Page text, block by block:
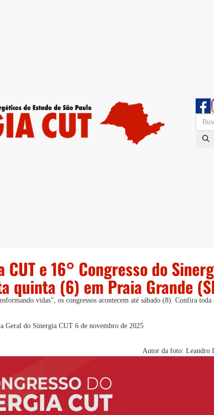
e 16° Congresso do
quinta (6) em Praia Grande
vidas”, os congressos acontecem até sábado (8). Confira toda
Geral do Sinergia CUT 6 de novembro de 2025
Autor da foto: Leandro